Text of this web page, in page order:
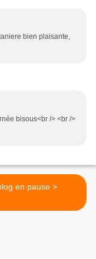
bien plaisante,
bisous<br /> <br />
blog en pause >